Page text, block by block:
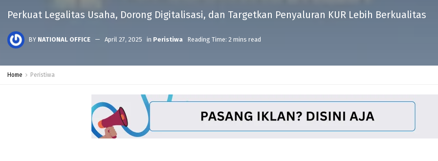
Perkuat Legalitas Usaha, Dorong Digitalisasi, dan Targetkan Penyaluran KUR Lebih Berkualitas
BY NATIONAL OFFICE April 27, 2025 in Peristiwa Reading Time: 2 mins read
Home Peristiwa